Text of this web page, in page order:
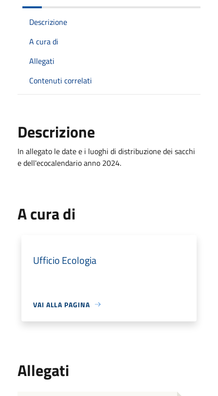
Descrizione
A cura di
Allegati
Contenuti correlati
Descrizione
In allegato le date e i luoghi di distribuzione dei sacchi
e dell'ecocalendario anno 2024.
A cura di
Ufficio Ecologia
VAI ALLA PAGINA
Allegati